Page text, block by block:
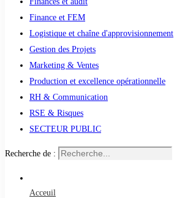
Finance et FEM
Logistique et chaîne d'approvisionnement
Gestion des Projets
Marketing & Ventes
Production et excellence opérationnelle
RH & Communication
RSE & Risques
SECTEUR PUBLIC
Recherche de :
Acceuil